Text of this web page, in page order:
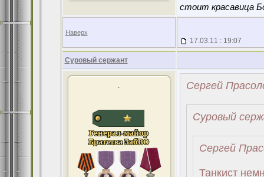
стоит красавица
Наверх
17.03.11 : 19:07
Суровый сержант
. Сергей
Суровый
Сергей
Танкист